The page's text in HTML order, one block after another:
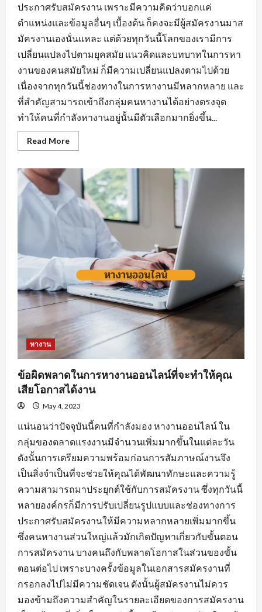
ประกาศรับสมัครงาน เพราะมีความคิดว่าบอกแค่
ตำแหน่งและข้อมูลอื่นๆ เบื้องต้น ก็คงจะมีผู้สมัครงานมาส
มัครงานเองนั่นแหละ แต่ด้วยทุกวันนี้โลกของเรามีการ
เปลี่ยนแปลงไปตามยุคสมัย แนวคิดและบทบาทในการหา
งานของคนสมัยใหม่ ก็มีความเปลี่ยนแปลงตามไปด้วย
เนื่องจากทุกวันนี้ช่องทางในการหางานมีหลากหลาย และ
ที่สำคัญสามารถเข้าถึงกลุ่มคนหางานได้อย่างตรงจุด
ทำให้คนที่กำลังหางานอยู่นั้นมีตัวเลือกมากยิ่งขึ้น...
Read MoreRead
more
เหล็ก
ของ
การ
หา
งาน
อุตสาหกรรม
หนองแค
ต้อง
มี
หางาน
ข้อผิดพลาดในการหางานออนไลน์ที่จะทำให้คุณ
เสียโอกาสได้งาน
May 4, 2023
แน่นอนว่าปัจจุบันนี้คนที่กำลังมอง หางานออนไลน์ ใน
กลุ่มของตลาดแรงงานมีจำนวนเพิ่มมากขึ้นในแต่ละวัน
ดังนั้นการเตรียมความพร้อมก่อนการสัมภาษณ์งานจึง
เป็นสิ่งจำเป็นที่จะช่วยให้คุณได้พัฒนาทักษะและความรู้
ความสามารถมาประยุกต์ใช้กับการสมัครงาน ซึ่งทุกวันนี้
หลายองค์กรก็มีการปรับเปลี่ยนรูปแบบและช่องทางการ
ประกาศรับสมัครงานให้มีความหลากหลายเพิ่มมากขึ้น
ซึ่งคนหางานส่วนใหญ่แล้วมักเกิดปัญหาเกี่ยวกับขั้นตอน
การสมัครงาน บางคนถึงกับพลาดโอกาสในส่วนของขั้น
ตอนต่อไป เพราะบางครั้งข้อมูลในเอกสารสมัครงานที่
กรอกลงไปไม่มีความชัดเจน ดังนั้นผู้สมัครงานไม่ควร
มองข้ามถึงความสำคัญในรายละเอียดของการสมัครงาน